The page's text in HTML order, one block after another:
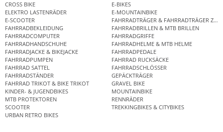
CROSS BIKE
E-BIKES
ELEKTRO LASTENRÄDER
E-MOUNTAINBIKE
E-SCOOTER
FAHRRADTRÄGER & FAHRRADTRÄGER
FAHRRADBEKLEIDUNG
FAHRRADBRILLEN & MTB BRILLEN
FAHRRADCOMPUTER
FAHRRADGRIFFE
FAHRRADHANDSCHUHE
FAHRRADHELME & MTB HELME
FAHRRADJACKE & BIKEJACKE
FAHRRADPEDALE
FAHRRADPUMPEN
FAHRRAD RUCKSÄCKE
FAHRRAD SATTEL
FAHRRADSCHLÖSSER
FAHRRADSTÄNDER
GEPÄCKTRÄGER
FAHRRAD TRIKOT & BIKE TRIKOT
GRAVEL BIKE
KINDER- & JUGENDBIKES
MOUNTAINBIKE
MTB PROTEKTOREN
RENNRÄDER
SCOOTER
TREKKINGBIKES & CITYBIKES
URBAN RETRO BIKES